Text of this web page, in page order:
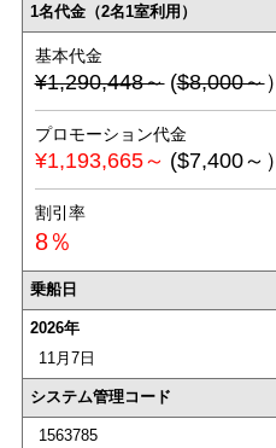
1名代金（2名1室利用）
基本代金
¥1,290,448～ ($8,000～）
プロモーション代金
¥1,193,665～ ($7,400～）
割引率
8％
乗船日
2026年
11月7日
システム管理コード
1563785